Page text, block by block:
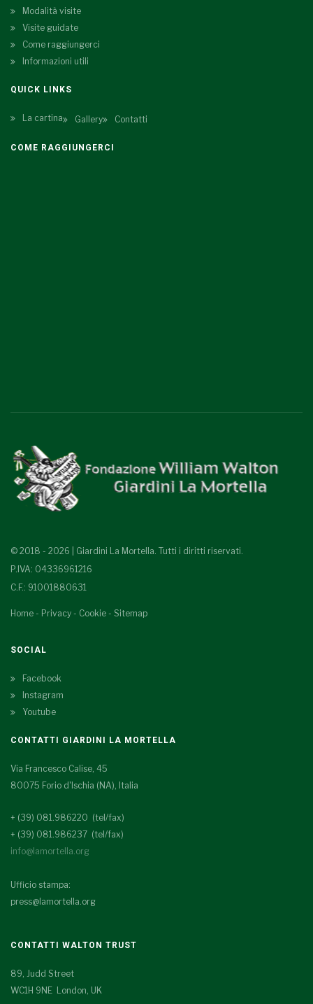
Modalità visite
Visite guidate
Come raggiungerci
Informazioni utili
QUICK LINKS
La cartina Gallery Contatti
COME RAGGIUNGERCI
© 2018 - 2026 | Giardini La Mortella. Tutti i diritti riservati.
P.IVA: 04336961216
C.F.: 91001880631
Home - Privacy - Cookie - Sitemap
SOCIAL
Facebook
Instagram
Youtube
CONTATTI GIARDINI LA MORTELLA
Via Francesco Calise, 45
80075 Forio d'Ischia (NA), Italia
+ (39) 081.986220 (tel/fax)
+ (39) 081.986237 (tel/fax)
info@lamortella.org
Ufficio stampa:
press@lamortella.org
CONTATTI WALTON TRUST
89, Judd Street
WC1H 9NE London, UK